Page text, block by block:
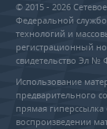
© 2015 - 2026
Федеральной
технологий и
регистрационный
свидетельство Эл №
Использование
предварительного
прямая
воспроизведении